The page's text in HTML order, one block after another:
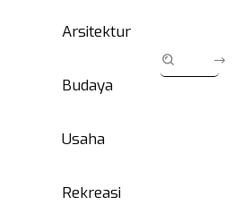
Arsitektur
Budaya
Usaha
Rekreasi